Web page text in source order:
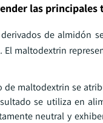
las principales
de almidón
maltodextrin
de maltodextrin se
se utiliza en
neutral y